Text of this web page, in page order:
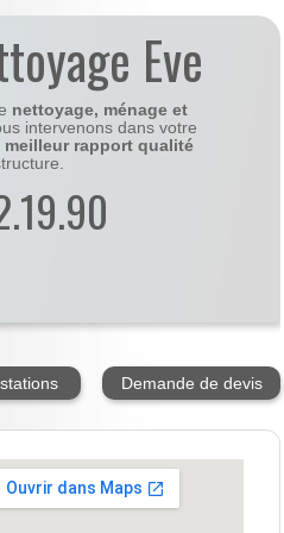
Eve
nettoyage, ménage et
intervenons dans votre
meilleur rapport qualité
Demande de devis